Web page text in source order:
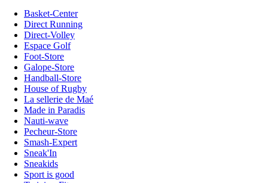
Basket-Center
Direct Running
Direct-Volley
Espace Golf
Foot-Store
Galope-Store
Handball-Store
House of Rugby
La sellerie de Maé
Made in Paradis
Nauti-wave
Pecheur-Store
Smash-Expert
Sneak'In
Sneakids
Sport is good